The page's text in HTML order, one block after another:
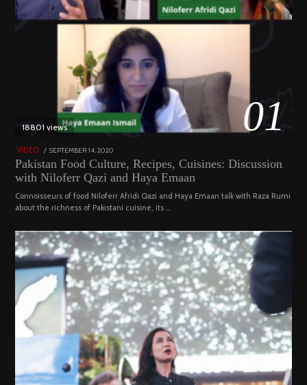
01
18801 views
VIDEO
POSTED
SEPTEMBER 14, 2020
19,
2023
Pakistan Food Culture, Recipes, Cuisines: Discussion
with Niloferr Qazi and Haya Emaan
Connoisseurs of food Niloferr Afridi Qazi and Haya Emaan talk with Raza Rumi
about the richness of Pakistani cuisine, its …